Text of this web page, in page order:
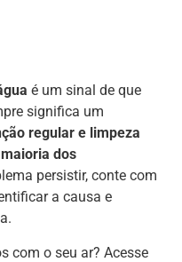
é um sinal de que
significa um
regular e limpeza
dos
persistir, conte com
a causa e
com o seu ar? Acesse